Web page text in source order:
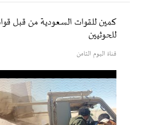
كمين للقوات السعودية من قبل
للحوثيين
قناة اليوم الثامن